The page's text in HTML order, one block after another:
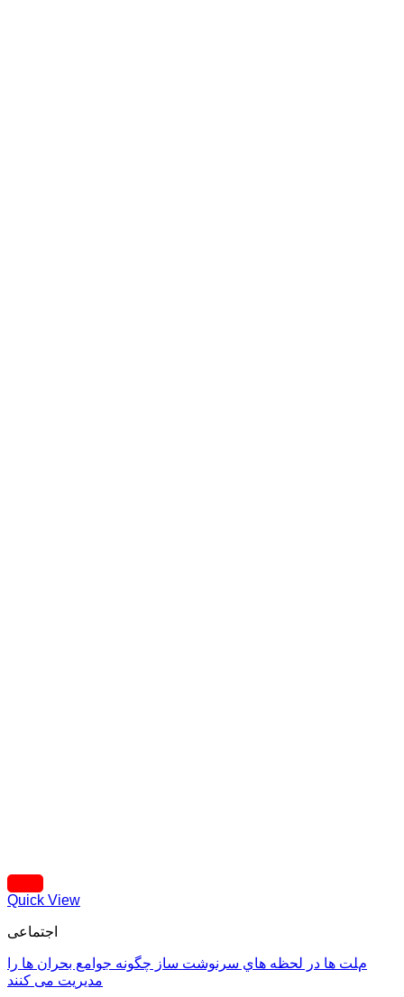
Quick View
اجتماعی
مﻠﺖ ﻫﺎ در ﻟﺤﻈﻪ ﻫﺎي ﺳﺮﻧﻮﺷﺖ ﺳﺎز ﭼﮕﻮﻧﻪ ﺟﻮاﻣﻊ ﺑﺤﺮان ﻫﺎ را
ﻣﺪﯾﺮﯾﺖ ﻣﯽ ﮐﻨﻨﺪ